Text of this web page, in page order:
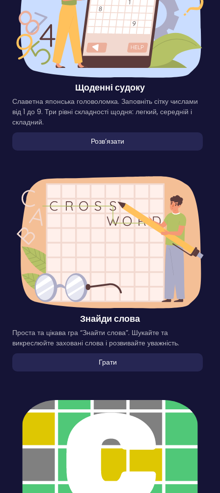
Щоденні судоку
Славетна японська головоломка. Заповніть сітку числами
від 1 до 9. Три рівні складності щодня: легкий, середній і
складний.
Розвʼязати
Знайди слова
Проста та цікава гра “Знайти слова”. Шукайте та
викреслюйте заховані слова і розвивайте уважність.
Грати